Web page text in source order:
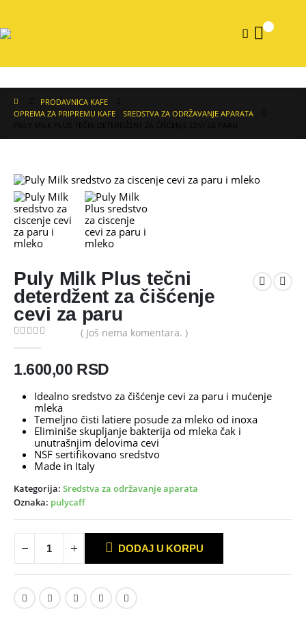
PRODAVNICA KAFE
OPREMA ZA PRIPREMU KAFE
SREDSTVA ZA ODRŽAVANJE APARATA
Puly Milk Plus tečni
deterdžent za čišćenje
cevi za paru
0out of 5
( Još nema komentara. )
1.600,00 RSD
Idealno sredstvo za čišćenje cevi za paru i mućenje
mleka
Temeljno čisti latiere posude za mleko od inoxa
Eliminiše skupljanje bakterija od mleka čak i
unutrašnjim delovima cevi
NSF sertifikovano sredstvo
Made in Italy
Kategorija: Sredstva za održavanje aparata
Oznaka: pulycaff
DODAJ U KORPU